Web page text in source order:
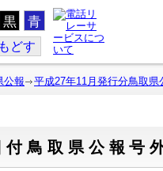
黒 青
どす
公報 平成27年11月発行分鳥取県
鳥取県公報号